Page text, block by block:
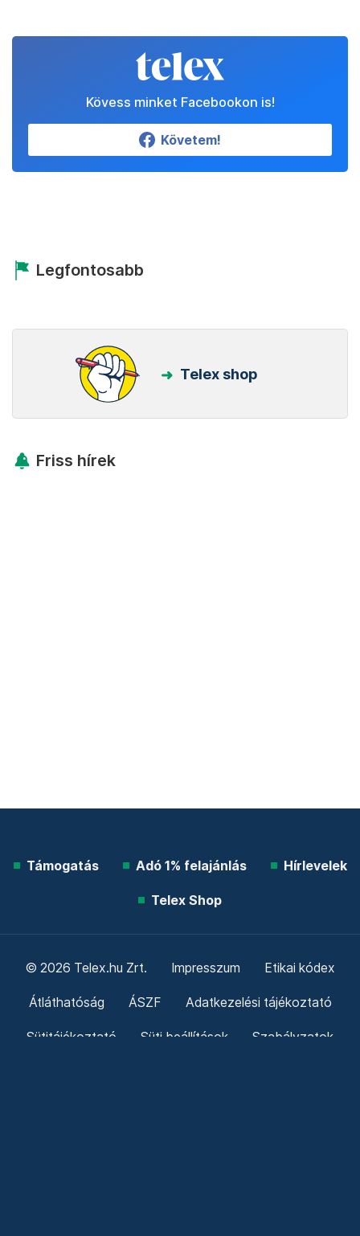
Kövess minket Facebookon is!
Követem!
Legfontosabb
Telex shop
Friss hírek
Támogatás Adó 1% felajánlás Hírlevelek
Telex Shop
© 2026 Telex.hu Zrt. Impresszum Etikai kódex
Átláthatóság ÁSZF Adatkezelési tájékoztató
Sütitájékoztató Süti beállítások Szabályzatok